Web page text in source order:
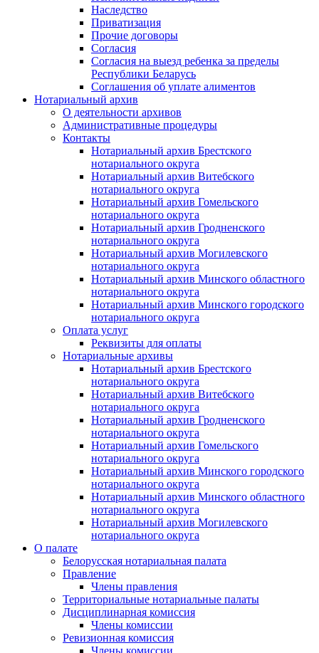
Наследство
Приватизация
Прочие договоры
Согласия
Согласия на выезд ребенка за пределы
Республики Беларусь
Соглашения об уплате алиментов
Нотариальный архив
О деятельности архивов
Административные процедуры
Контакты
Нотариальный архив Брестского
нотариального округа
Нотариальный архив Витебского
нотариального округа
Нотариальный архив Гомельского
нотариального округа
Нотариальный архив Гродненского
нотариального округа
Нотариальный архив Могилевского
нотариального округа
Нотариальный архив Минского областного
нотариального округа
Нотариальный архив Минского городского
нотариального округа
Оплата услуг
Реквизиты для оплаты
Нотариальные архивы
Нотариальный архив Брестского
нотариального округа
Нотариальный архив Витебского
нотариального округа
Нотариальный архив Гродненского
нотариального округа
Нотариальный архив Гомельского
нотариального округа
Нотариальный архив Минского городского
нотариального округа
Нотариальный архив Минского областного
нотариального округа
Нотариальный архив Могилевского
нотариального округа
О палате
Белорусская нотариальная палата
Правление
Члены правления
Территориальные нотариальные палаты
Дисциплинарная комиссия
Члены комиссии
Ревизионная комиссия